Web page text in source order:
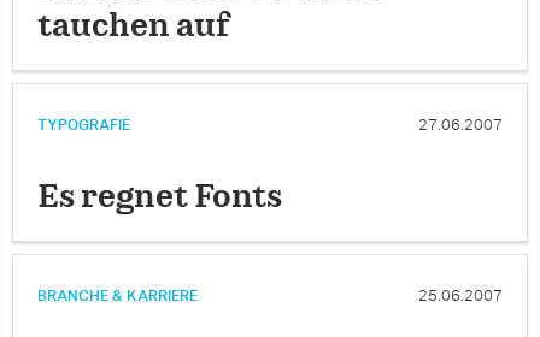
tauchen auf
TYPOGRAFIE 27.06.2007
Es regnet Fonts
BRANCHE & KARRIERE 25.06.2007